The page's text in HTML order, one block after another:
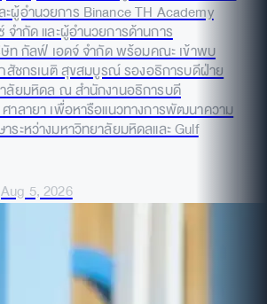
ผู้อำนวยการ Binance TH Academy
ำกัด และผู้อำนวยการด้านการ
ท กัลฟ์ เอดจ์ จำกัด พร้อมคณะ เข้าพบ
สัชกรเนติ สุขสมบูรณ์ รองอธิการบดีฝ่าย
ลัยมหิดล ณ สำนักงานอธิการบดี
าลายา เพื่อหารือแนวทางการพัฒนาความ
ระหว่างมหาวิทยาลัยมหิดลและ Gulf
Aug 5, 2026